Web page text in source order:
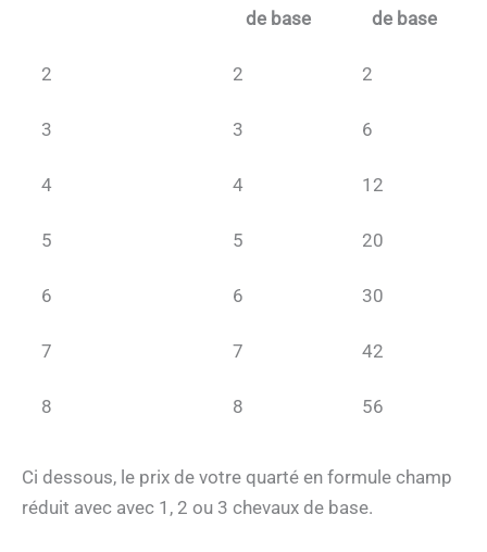
de base
de base
2 2 2
3 3 6
4 4 12
5 5 20
6 6 30
7 7 42
8 8 56
Ci dessous, le prix de votre quarté en formule champ
réduit avec avec 1, 2 ou 3 chevaux de base.